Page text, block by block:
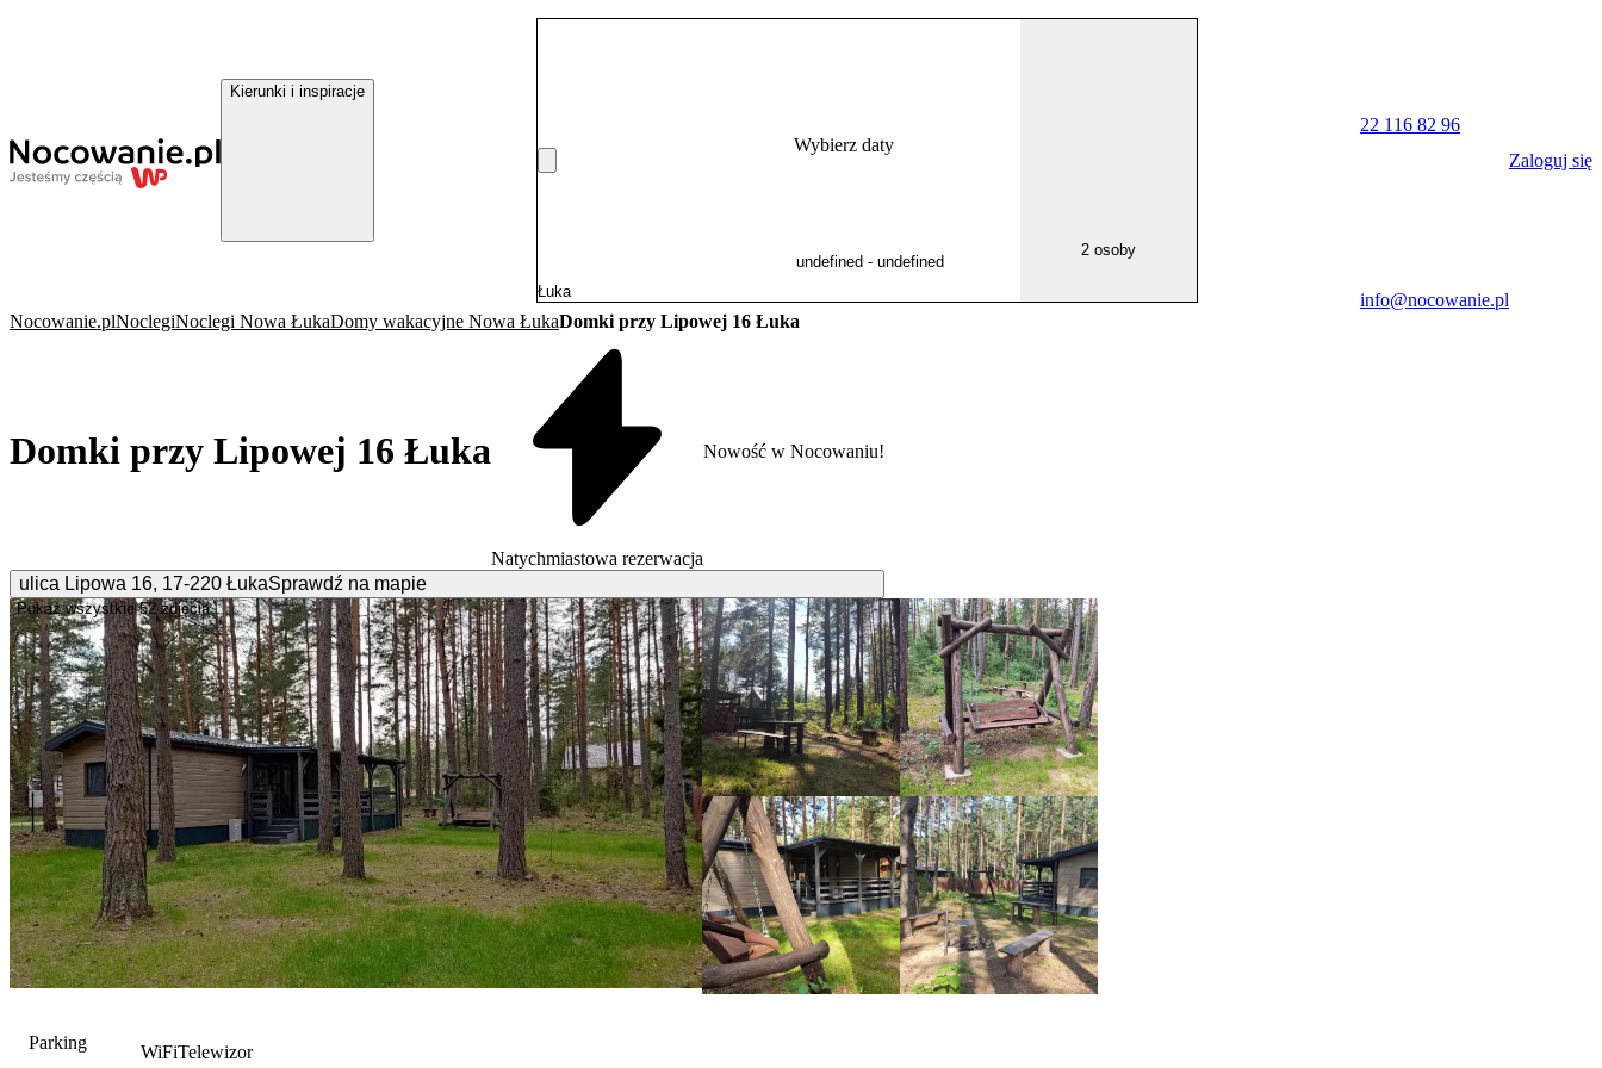
Kierunki i inspiracje
Wybierz daty
2 osoby
22 116 82 96
info@nocowanie.pl
Zaloguj się
Nocowanie.plNoclegiNoclegi Nowa ŁukaDomy wakacyjne Nowa ŁukaDomki przy Lipowej 16 Łuka
Domki przy Lipowej 16 Łuka
Natychmiastowa rezerwacja
Nowość w Nocowaniu!
ulica Lipowa 16, 17-220 ŁukaSprawdź na mapie
Pokaż wszystkie 52 zdjęcia
Parking
WiFiTelewizor